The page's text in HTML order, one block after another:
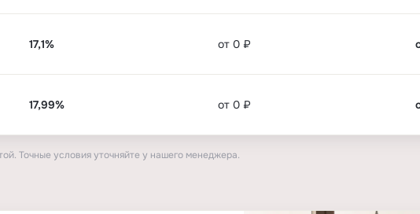
17,1% от 0 ₽
17,99% от 0 ₽
Точные условия уточняйте у нашего менеджера.